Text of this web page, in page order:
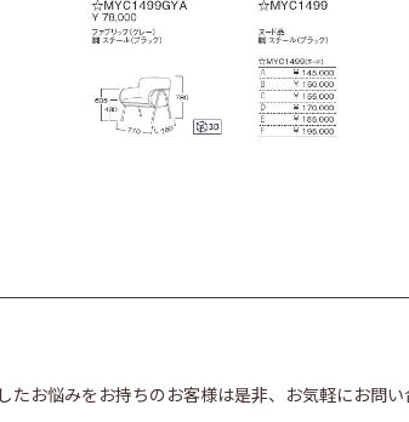
お悩みをお持ちのお客様は是非、お気軽にお問